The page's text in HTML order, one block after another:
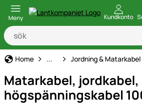
Meny Kundkonto
Home Elstängsel
... Jordning & Matarkabel
Matarkabel, jordkabel,
högspänningskabel